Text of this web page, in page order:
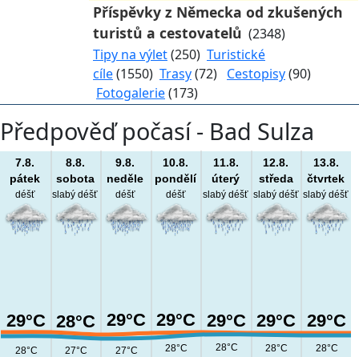
Příspěvky z Německa od zkušených
turistů a cestovatelů (2348)
Tipy na výlet(250) Turistické
cíle(1550) Trasy(72) Cestopisy(90)
Fotogalerie(173)
Předpověď počasí - Bad Sulza
29°C
28°C
7.8.
pátek
déšť
28°C
27°C
8.8.
sobota
slabý déšť
29°C
27°C
9.8.
neděle
déšť
29°C
28°C
10.8.
pondělí
déšť
29°C
28°C
11.8.
úterý
slabý déšť
29°C
28°C
12.8.
středa
slabý déšť
29°C
28°C
13.8.
čtvrtek
slabý déšť